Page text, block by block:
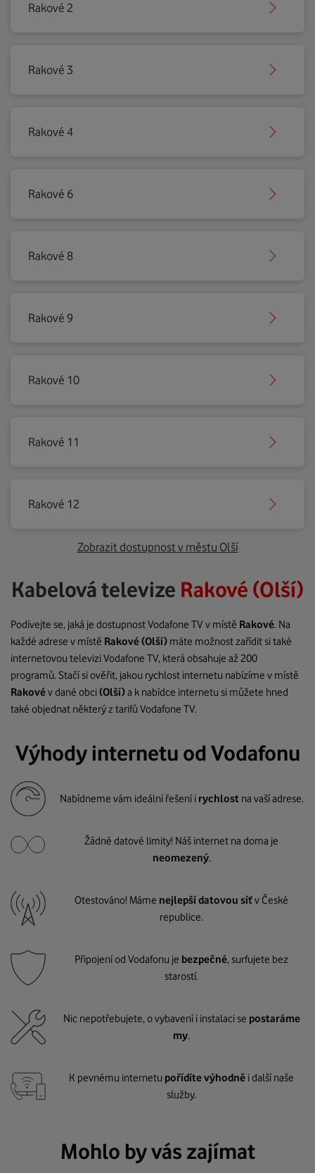
Rakové 2
Rakové 3
Rakové 4
Rakové 6
Rakové 8
Rakové 9
Rakové 10
Rakové 11
Rakové 12
Zobrazit dostupnost v městu Olší
Kabelová televize Rakové (Olší)
Podívejte se, jaká je dostupnost Vodafone TV v místě Rakové. Na
každé adrese v místě Rakové(Olší) máte možnost zařídit si také
internetovou televizi Vodafone TV, která obsahuje až 200
programů. Stačí si ověřit, jakou rychlost internetu nabízíme v místě
Rakovév dané obci(Olší)a k nabídce internetu si můžete hned
také objednat některý z tarifů Vodafone TV.
Výhody internetu od Vodafonu
Nabídneme vám ideální řešení i rychlost na vaší adrese.
Žádné datové limity! Náš internet na doma je
neomezený.
Otestováno! Máme nejlepší datovou síťv České
republice.
Připojení od Vodafonu je bezpečné, surfujete bez
starostí.
Nic nepotřebujete, o vybavení i instalaci se postaráme
my.
K pevnému internetu pořídíte výhodně i další naše
služby.
Mohlo by vás zajímat